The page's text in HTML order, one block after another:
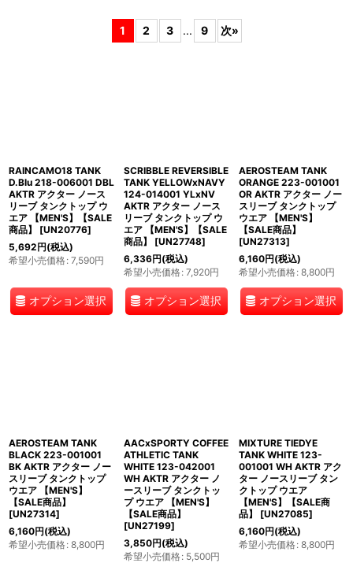
1 2 3 ... 9 次»
RAINCAMO18 TANK
D.Blu 218-006001 DBL
AKTR アクター ノース
リーブ タンクトップ ウ
エア 【MEN'S】【SALE
商品】
[UN20776]
5,692円(税込)
希望小売価格: 7,590円
オプション選択
SCRIBBLE REVERSIBLE
TANK YELLOWxNAVY
124-014001 YLxNV
AKTR アクター ノース
リーブ タンクトップ ウ
エア 【MEN'S】【SALE
商品】
[UN27748]
6,336円(税込)
希望小売価格: 7,920円
オプション選択
AEROSTEAM TANK
ORANGE 223-001001
OR AKTR アクター ノー
スリーブ タンクトップ
ウエア 【MEN'S】
【SALE商品】
[UN27313]
6,160円(税込)
希望小売価格: 8,800円
オプション選択
AEROSTEAM TANK
BLACK 223-001001
BK AKTR アクター ノー
スリーブ タンクトップ
ウエア 【MEN'S】
【SALE商品】
[UN27314]
6,160円(税込)
希望小売価格: 8,800円
AACxSPORTY COFFEE
ATHLETIC TANK
WHITE 123-042001
WH AKTR アクター ノ
ースリーブ タンクトッ
プ ウエア 【MEN'S】
【SALE商品】
[UN27199]
3,850円(税込)
希望小売価格: 5,500円
MIXTURE TIEDYE
TANK WHITE 123-
001001 WH AKTR アク
ター ノースリーブ タン
クトップ ウエア
【MEN'S】【SALE商
品】
[UN27085]
6,160円(税込)
希望小売価格: 8,800円